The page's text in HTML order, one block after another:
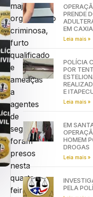
majorado,
organização
criminosa,
furto
qualificado
e
ameaças
a
agentes
de
segurança
foram
presos
nesta
quarta-
feira,
PRENDE
EM
Leia mais »
POLÍCIA
POR
E
Leia mais »
EM
HOMEM
DROGAS
Leia mais »
PELA